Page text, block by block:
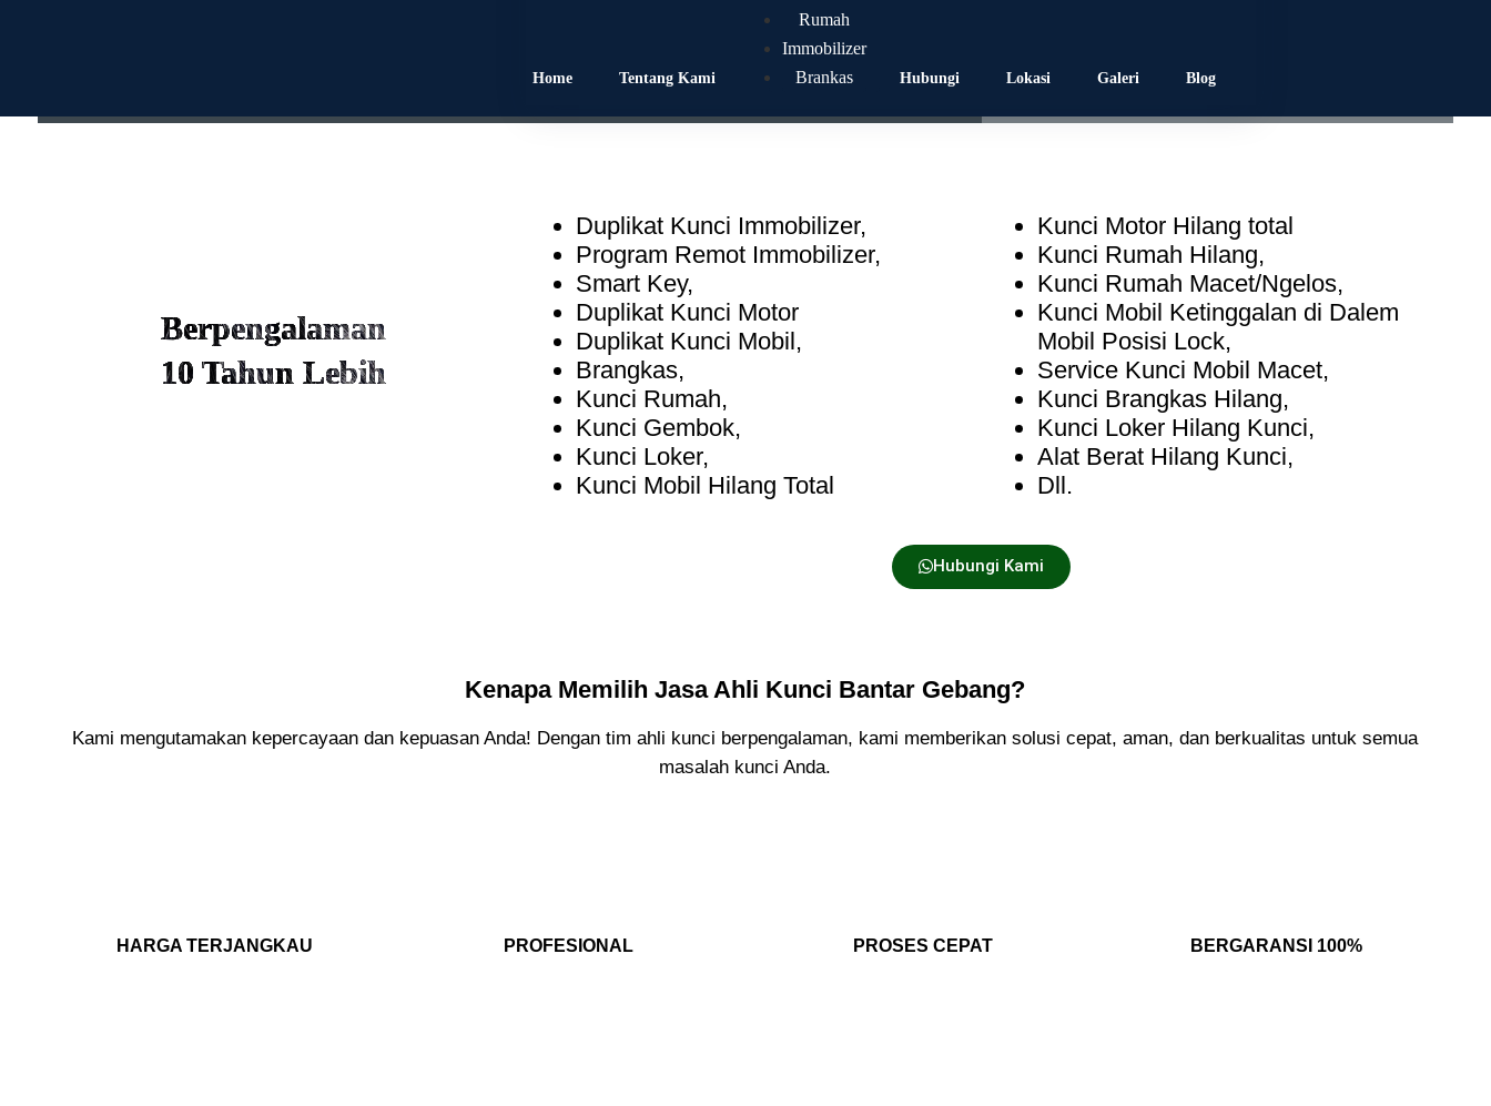
Home Tentang Kami
Rumah
Immobilizer
Brankas
Hubungi Lokasi Galeri Blog
Ujung Harapan Pasar Ciplak Telp:
Berpengalaman
10 Tahun Lebih
Duplikat Kunci Immobilizer,
Program Remot Immobilizer,
Smart Key,
Duplikat Kunci Motor
Duplikat Kunci Mobil,
Brangkas,
Kunci Rumah,
Kunci Gembok,
Kunci Loker,
Kunci Mobil Hilang Total
Kunci Motor Hilang total
Kunci Rumah Hilang,
Kunci Rumah Macet/Ngelos,
Kunci Mobil Ketinggalan di Dalem
Mobil Posisi Lock,
Service Kunci Mobil Macet,
Kunci Brangkas Hilang,
Kunci Loker Hilang Kunci,
Alat Berat Hilang Kunci,
Dll.
Hubungi Kami
Kenapa Memilih Jasa Ahli Kunci Bantar Gebang?
Kami mengutamakan kepercayaan dan kepuasan Anda! Dengan tim ahli kunci berpengalaman, kami memberikan solusi cepat, aman, dan berkualitas untuk semua
masalah kunci Anda.
HARGA TERJANGKAU PROFESIONAL PROSES CEPAT BERGARANSI 100%